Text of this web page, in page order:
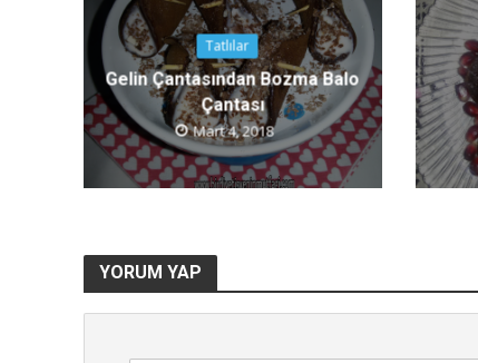
Tatlılar
Gelin Çantasından Bozma Balo
Çantası
Mart 4, 2018
YORUM YAP